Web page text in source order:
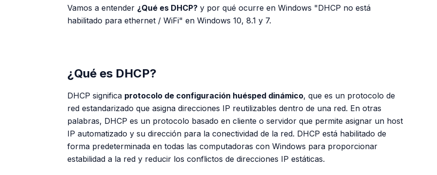
Vamos a entender ¿Qué es DHCP? y por qué ocurre en Windows "DHCP no está
habilitado para ethernet / WiFi" en Windows 10, 8.1 y 7.
¿Qué es DHCP?
DHCP significa protocolo de configuración huésped dinámico, que es un protocolo de
red estandarizado que asigna direcciones IP reutilizables dentro de una red. En otras
palabras, DHCP es un protocolo basado en cliente o servidor que permite asignar un host
IP automatizado y su dirección para la conectividad de la red. DHCP está habilitado de
forma predeterminada en todas las computadoras con Windows para proporcionar
estabilidad a la red y reducir los conflictos de direcciones IP estáticas.